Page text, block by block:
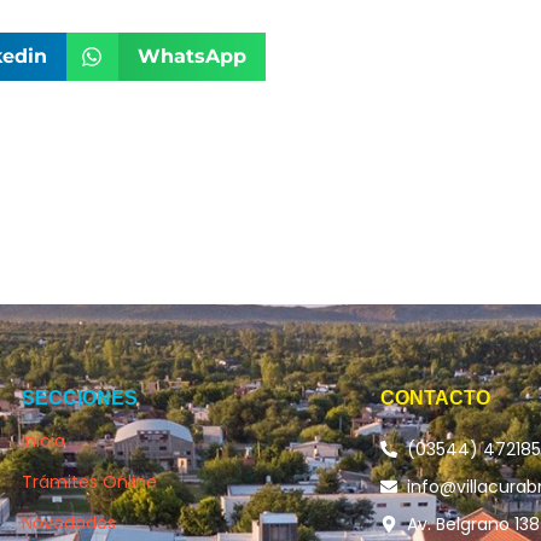
WhatsApp
SECCIONES
Inicio
Trámites Online
Novedades
CONTACTO
(03544) 472185
Av. Belgrano 138